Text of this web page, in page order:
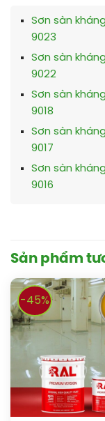
Sơn sàn kháng
9023
Sơn sàn kháng
9022
Sơn sàn kháng
9018
Sơn sàn kháng
9017
Sơn sàn kháng
9016
Sản phẩm
-45%